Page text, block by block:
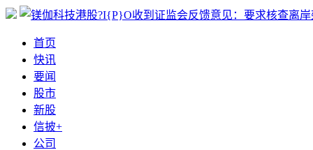
首页
快讯
要闻
股市
新股
信披+
公司